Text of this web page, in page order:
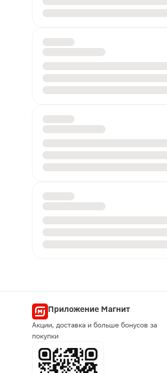
Приложение Магнит
Акции, доставка и больше бонусов за
покупки